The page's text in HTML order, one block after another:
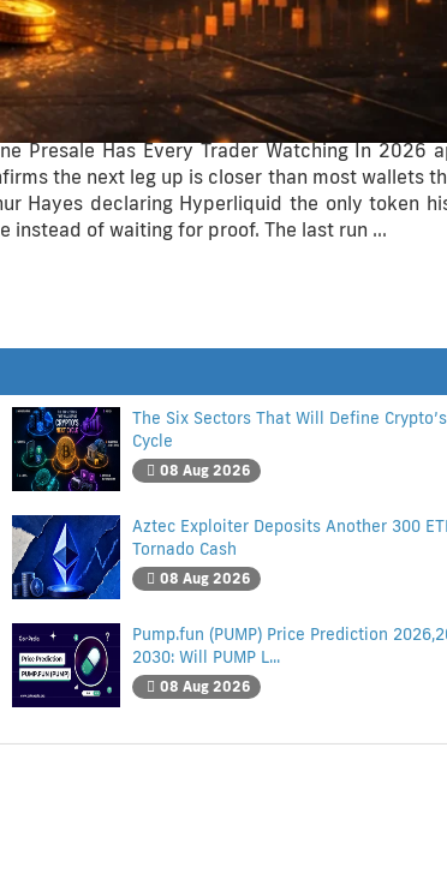
Presale Has Every Trader Watching In 2026
the next leg up is closer than most wallets
Hayes declaring Hyperliquid the only token
instead of waiting for proof. The last run …
The Six Sectors That Will Define
Cycle
08 Aug 2026
Aztec Exploiter Deposits Another 300
Tornado Cash
08 Aug 2026
Pump.fun (PUMP) Price Prediction
2030: Will PUMP L...
08 Aug 2026